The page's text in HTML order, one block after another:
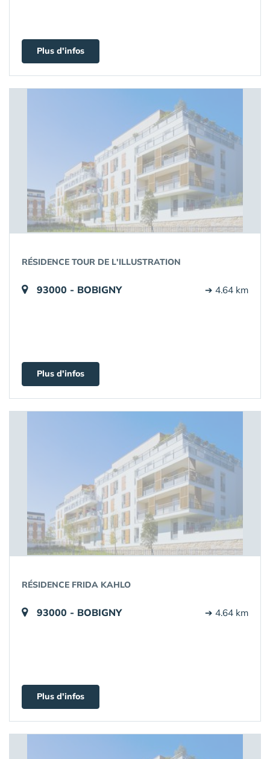
Plus d'infos
RÉSIDENCE TOUR DE L'ILLUSTRATION
93000 - BOBIGNY ➔ 4.64 km
Plus d'infos
RÉSIDENCE FRIDA KAHLO
93000 - BOBIGNY ➔ 4.64 km
Plus d'infos